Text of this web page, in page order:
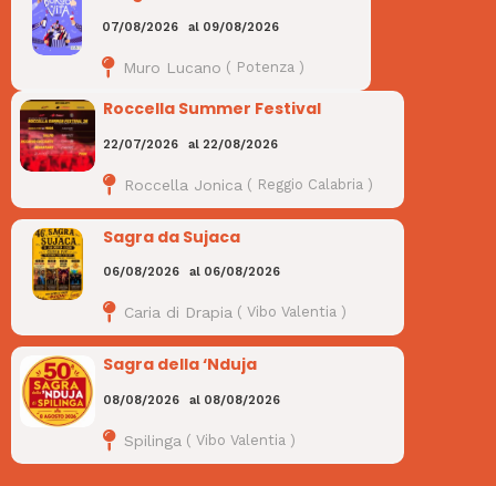
07/08/2026 al 09/08/2026
Muro Lucano ( Potenza)
Roccella Summer Festival
22/07/2026 al 22/08/2026
Roccella Jonica ( Reggio Calabria )
Sagra da Sujaca
06/08/2026 al 06/08/2026
Caria di Drapia (Vibo Valentia )
Sagra della ‘Nduja
08/08/2026 al 08/08/2026
Spilinga (Vibo Valentia )